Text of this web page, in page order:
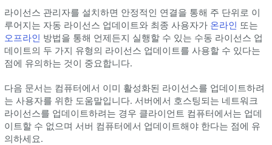
이
선
스
업
데
트
오
프
라
라이선스 관리자를 설치하면 안정적인 연결을 통해 주 단위로 이
루어지는 자동 라이선스 업데이트와 최종 사용자가 온라인 또는
오프라인 방법을 통해 언제든지 실행할 수 있는 수동 라이선스 업
데이트의 두 가지 유형의 라이선스 업데이트를 사용할 수 있다는
점에 유의하는 것이 중요합니다.
다음 문서는 컴퓨터에서 이미 활성화된 라이선스를 업데이트하려
는 사용자를 위한 도움말입니다. 서버에서 호스팅되는 네트워크
라이선스를 업데이트하려는 경우 클라이언트 컴퓨터에서는 업데
이트할 수 없으며 서버 컴퓨터에서 업데이트해야 한다는 점에 유
의하세요.